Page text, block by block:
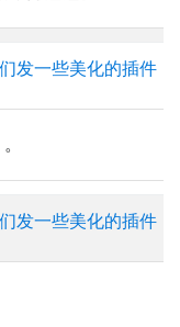
发一些美化的插件
发一些美化的插件